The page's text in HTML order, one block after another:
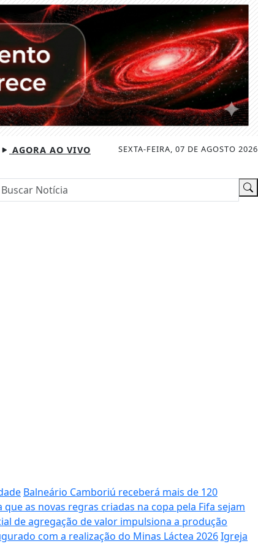
SEXTA-FEIRA, 07 DE AGOSTO 2026
AGORA AO VIVO
Balneário Camboriú receberá mais de 120
as novas regras criadas na copa pela Fifa sejam
de agregação de valor impulsiona a produção
com a realização do Minas Láctea 2026Igreja